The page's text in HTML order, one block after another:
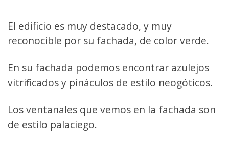
El edificio es muy destacado, y muy
reconocible por su fachada, de color verde.
En su fachada podemos encontrar azulejos
vitrificados y pináculos de estilo neogóticos.
Los ventanales que vemos en la fachada son
de estilo palaciego.